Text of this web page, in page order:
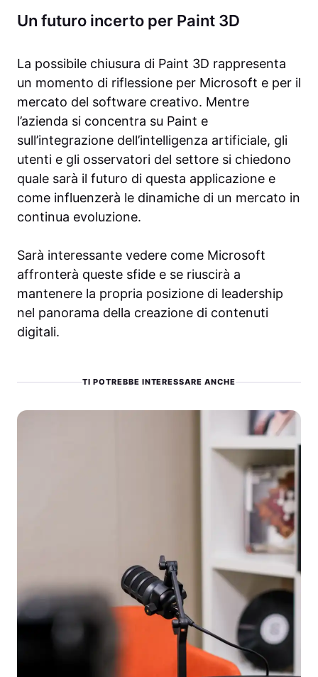
Un futuro incerto per Paint 3D
La possibile chiusura di Paint 3D rappresenta
un momento di riflessione per Microsoft e per il
mercato del software creativo. Mentre
l’azienda si concentra su Paint e
sull’integrazione dell’intelligenza artificiale, gli
utenti e gli osservatori del settore si chiedono
quale sarà il futuro di questa applicazione e
come influenzerà le dinamiche di un mercato in
continua evoluzione.
Sarà interessante vedere come Microsoft
affronterà queste sfide e se riuscirà a
mantenere la propria posizione di leadership
nel panorama della creazione di contenuti
digitali.
TI POTREBBE INTERESSARE ANCHE